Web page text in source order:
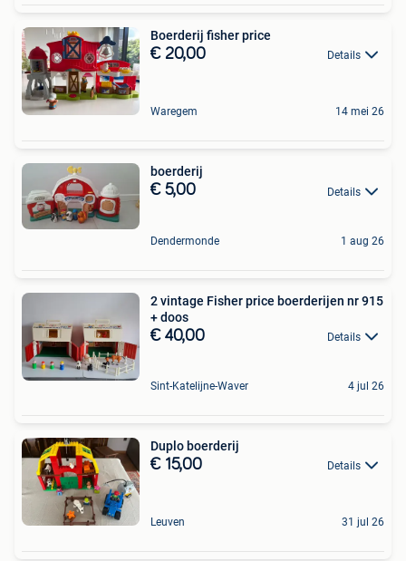
Boerderij fisher price
€ 20,00 Details
Waregem 14 mei 26
boerderij
€ 5,00 Details
Dendermonde 1 aug 26
2 vintage Fisher price boerderijen nr 915
+ doos
€ 40,00 Details
Sint-Katelijne-Waver 4 jul 26
Duplo boerderij
€ 15,00 Details
Leuven 31 jul 26